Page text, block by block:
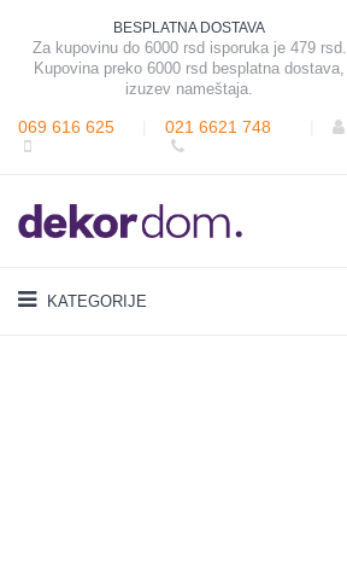
BESPLATNA DOSTAVA
Za kupovinu do 6000 rsd isporuka je 479 rsd.
Kupovina preko 6000 rsd besplatna dostava,
izuzev nameštaja.
069 616 625 021 6621 748
KATEGORIJE